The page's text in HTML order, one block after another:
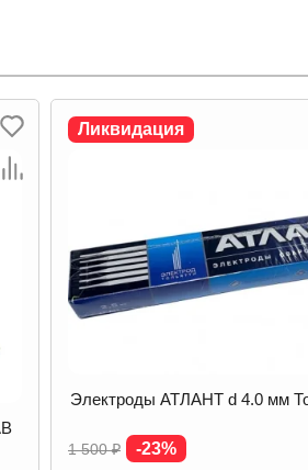
Ликвидация
Электроды ОЗС-12 d 4.0 мм
1 330₽ -17%